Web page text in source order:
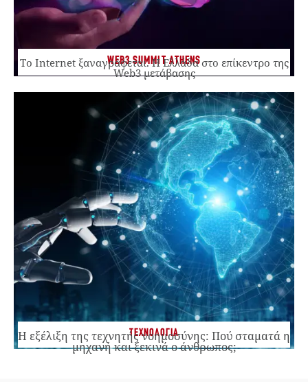
WEB3 SUMMIT ATHENS
Το Internet ξαναγράφεται. Η Ελλάδα στο επίκεντρο της
Web3 μετάβασης
ΤΕΧΝΟΛΟΓΙΑ
Η εξέλιξη της τεχνητής νοημοσύνης: Πού σταματά η
μηχανή και ξεκινά ο άνθρωπος;